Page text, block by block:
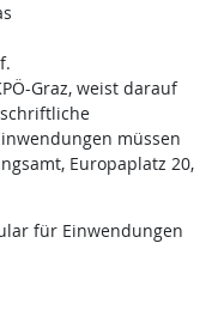
Graz, weist darauf
müssen
Europaplatz 20,
für Einwendungen